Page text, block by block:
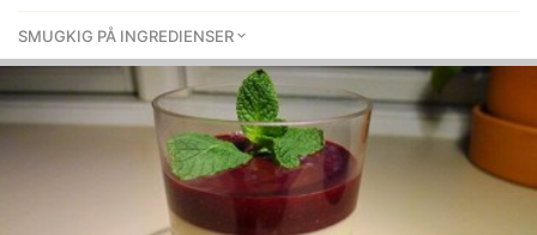
SMUGKIG PÅ INGREDIENSER